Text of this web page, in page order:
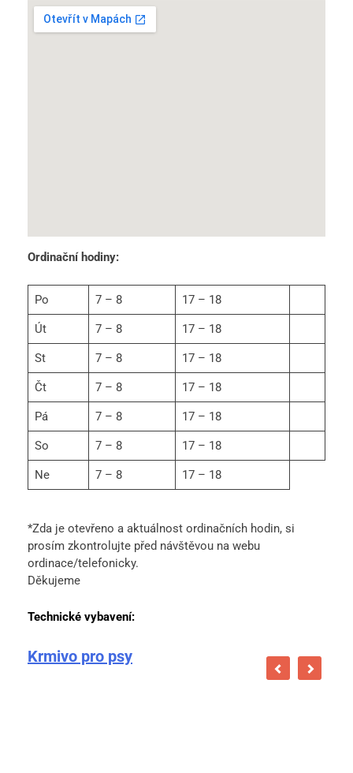
Ordinační hodiny:
Po 7 – 8 17 – 18
Út 7 – 8 17 – 18
St 7 – 8 17 – 18
Čt 7 – 8 17 – 18
Pá 7 – 8 17 – 18
So 7 – 8 17 – 18
Ne 7 – 8 17 – 18
*Zda je otevřeno a aktuálnost ordinačních hodin, si
prosím zkontrolujte před návštěvou na webu
ordinace/telefonicky.
Děkujeme
Technické vybavení:
Krmivo pro psy